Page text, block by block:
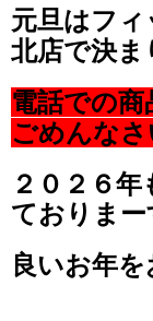
元旦はフィ
北店で決ま
電話での
ごめんなさ
２０２６
ておりまー
良いお年